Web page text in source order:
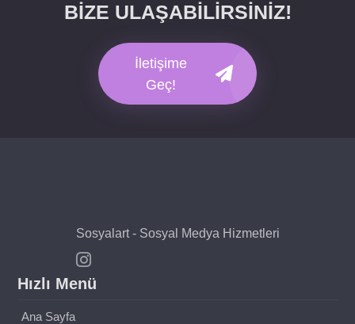
BİZE ULAŞABİLİRSİNİZ!
İletişime
Geç!
Sosyalart - Sosyal Medya Hizmetleri
Hızlı Menü
Ana Sayfa